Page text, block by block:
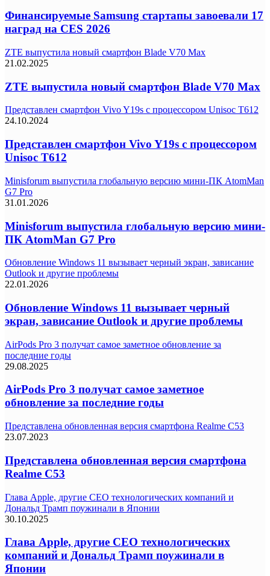
Финансируемые Samsung стартапы завоевали 17
наград на CES 2026
ZTE выпустила новый смартфон Blade V70 Max
21.02.2025
ZTE выпустила новый смартфон Blade V70 Max
Представлен смартфон Vivo Y19s с процессором Unisoc T612
24.10.2024
Представлен смартфон Vivo Y19s с процессором
Unisoc T612
Minisforum выпустила глобальную версию мини-ПК AtomMan
G7 Pro
31.01.2026
Minisforum выпустила глобальную версию мини-
ПК AtomMan G7 Pro
Обновление Windows 11 вызывает черный экран, зависание
Outlook и другие проблемы
22.01.2026
Обновление Windows 11 вызывает черный
экран, зависание Outlook и другие проблемы
AirPods Pro 3 получат самое заметное обновление за
последние годы
29.08.2025
AirPods Pro 3 получат самое заметное
обновление за последние годы
Представлена обновленная версия смартфона Realme C53
23.07.2023
Представлена обновленная версия смартфона
Realme C53
Глава Apple, другие СЕО технологических компаний и
Дональд Трамп поужинали в Японии
30.10.2025
Глава Apple, другие СЕО технологических
компаний и Дональд Трамп поужинали в
Японии